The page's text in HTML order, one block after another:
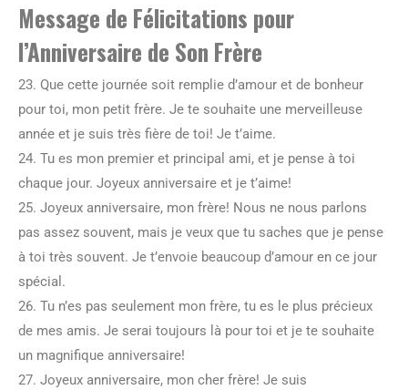
Message de Félicitations pour
l’Anniversaire de Son Frère
23. Que cette journée soit remplie d’amour et de bonheur
pour toi, mon petit frère. Je te souhaite une merveilleuse
année et je suis très fière de toi! Je t’aime.
24. Tu es mon premier et principal ami, et je pense à toi
chaque jour. Joyeux anniversaire et je t’aime!
25. Joyeux anniversaire, mon frère! Nous ne nous parlons
pas assez souvent, mais je veux que tu saches que je pense
à toi très souvent. Je t’envoie beaucoup d’amour en ce jour
spécial.
26. Tu n’es pas seulement mon frère, tu es le plus précieux
de mes amis. Je serai toujours là pour toi et je te souhaite
un magnifique anniversaire!
27. Joyeux anniversaire, mon cher frère! Je suis